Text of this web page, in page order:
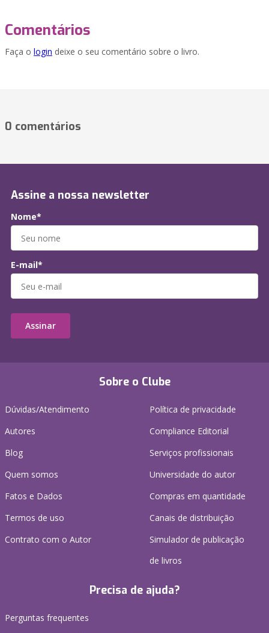
Comentários
Faça o login deixe o seu comentário sobre o livro.
0 comentários
Sobre o Clube
Dúvidas/Atendimento
Autores
Blog
Quem somos
Fatos e Dados
Termos de uso
Contrato com o Autor
Política de privacidade
Compliance Editorial
Serviços profissionais
Universidade do autor
Compras em quantidade
Canais de distribuição
Simulador de publicação
de livros
Precisa de ajuda?
Perguntas frequentes
Assine a nossa newsletter
Nome*
E-mail*
Assinar